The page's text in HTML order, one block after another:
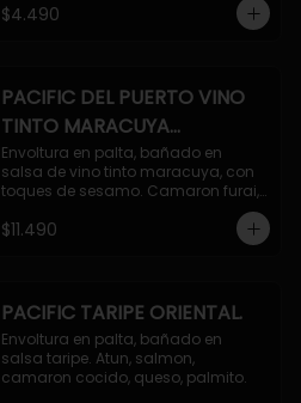
$4.490
PACIFIC DEL PUERTO VINO
TINTO MARACUYA
ORIENTAL.
Envoltura en palta, bañado en
salsa de vino tinto maracuya, con
toques de sesamo. Camaron furai,
$11.490
PACIFIC TARIPE ORIENTAL.
Envoltura en palta, bañado en
salsa taripe. Atun, salmon,
camaron cocido, queso, palmito.